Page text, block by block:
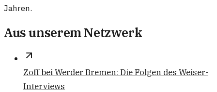
Jahren.
Aus unserem Netzwerk
Zoff bei Werder Bremen: Die Folgen des Weiser-
Interviews